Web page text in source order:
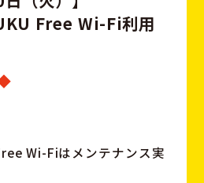
KU Free Wi-Fi利用
Wi-Fiはメンテナンス実